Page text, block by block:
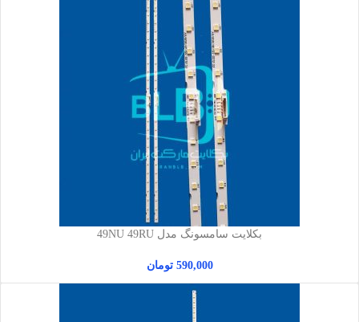
بکلایت سامسونگ مدل 49NU 49RU
590,000 تومان